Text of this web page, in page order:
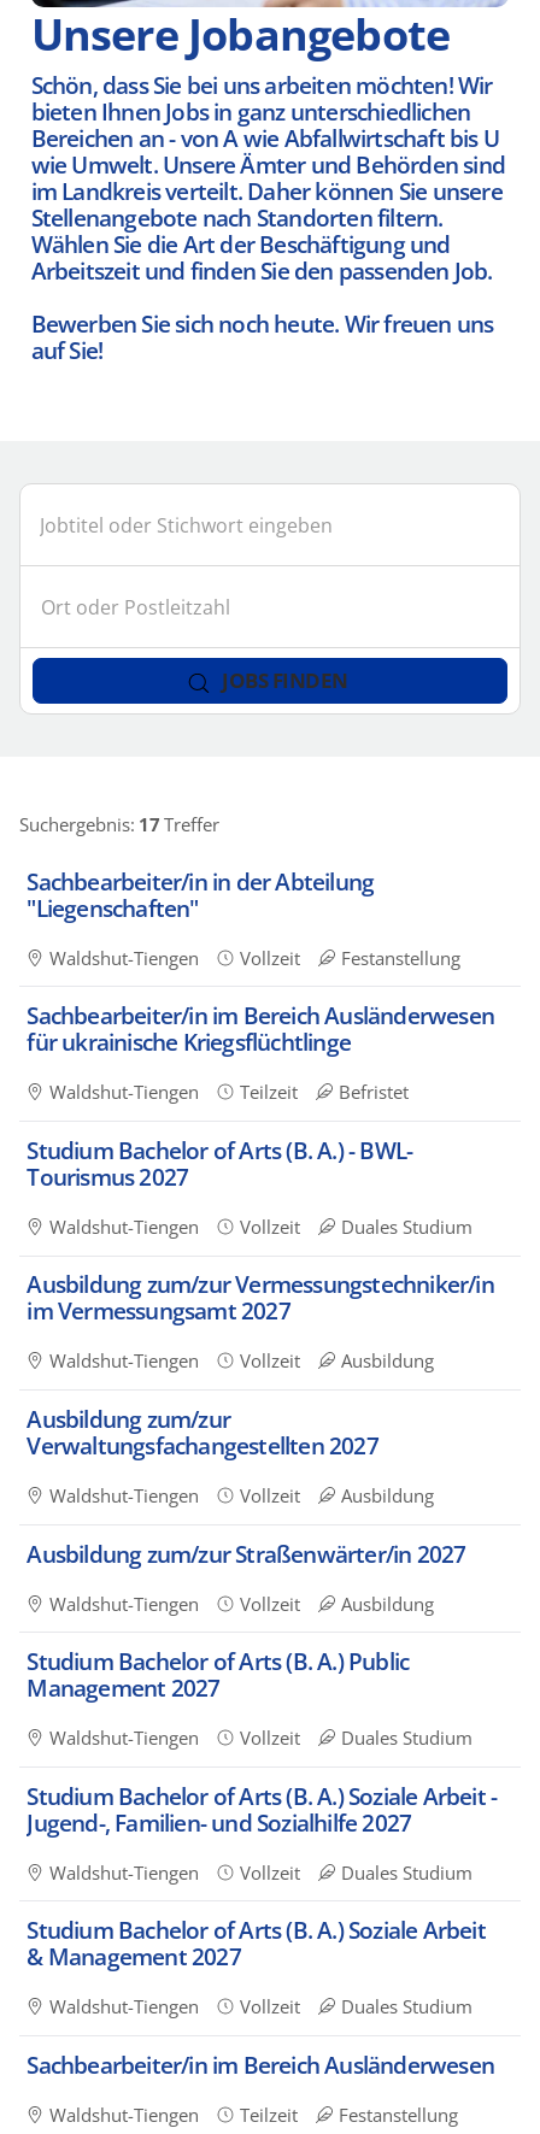
Unsere Jobangebote
Schön, dass Sie bei uns arbeiten möchten! Wir
bieten Ihnen Jobs in ganz unterschiedlichen
Bereichen an - von A wie Abfallwirtschaft bis U
wie Umwelt. Unsere Ämter und Behörden sind
im Landkreis verteilt. Daher können Sie unsere
Stellenangebote nach Standorten filtern.
Wählen Sie die Art der Beschäftigung und
Arbeitszeit und finden Sie den passenden Job.
Bewerben Sie sich noch heute. Wir freuen uns
auf Sie!
Jobtitel
oder
Ort
oder
Suche)
JOBS FINDEN
Suchergebnis: 17 Treffer
Sachbearbeiter/in in der Abteilung
"Liegenschaften"
Waldshut-Tiengen Vollzeit Festanstellung
Sachbearbeiter/in im Bereich Ausländerwesen
für ukrainische Kriegsflüchtlinge
Waldshut-Tiengen Teilzeit Befristet
Studium Bachelor of Arts (B. A.) - BWL-
Tourismus 2027
Waldshut-Tiengen Vollzeit Duales Studium
Ausbildung zum/zur Vermessungstechniker/in
im Vermessungsamt 2027
Waldshut-Tiengen Vollzeit Ausbildung
Ausbildung zum/zur
Verwaltungsfachangestellten 2027
Waldshut-Tiengen Vollzeit Ausbildung
Ausbildung zum/zur Straßenwärter/in 2027
Waldshut-Tiengen Vollzeit Ausbildung
Studium Bachelor of Arts (B. A.) Public
Management 2027
Waldshut-Tiengen Vollzeit Duales Studium
Studium Bachelor of Arts (B. A.) Soziale Arbeit -
Jugend-, Familien- und Sozialhilfe 2027
Waldshut-Tiengen Vollzeit Duales Studium
Studium Bachelor of Arts (B. A.) Soziale Arbeit
& Management 2027
Waldshut-Tiengen Vollzeit Duales Studium
Sachbearbeiter/in im Bereich Ausländerwesen
Waldshut-Tiengen Teilzeit Festanstellung